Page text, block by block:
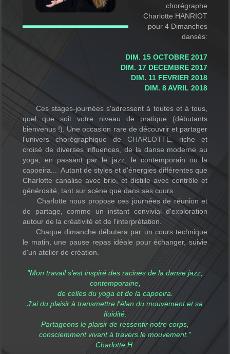
chorégraphe
Charlotte HANRIOT
pour 4 Dimanches
dansés:
DIM. 15 OCTOBRE 2017
DIM. 17 DECEMBRE 2017
DIM. 11 FEVRIER 2018
DIM. 8 AVRIL 2018
Ces stages-journées s'adressent à toutes et à tous,
quel que soit votre niveau de pratique (débutants
bienvenus !). Une occasion rare de découvrir et partager
l'univers chorégraphique de CHARLOTTE,
riche et
croisé de diverses influences, de la danse moderne au
yoga, en passant par le jazz, le contemporain ou la
capoeira... Autant de styles et d'énergies différentes que
Charlotte canalise avec brio, et distille avec contrôle et
générosité, tant sur scène que dans ses cours.
Charlotte nous propose ces journées de réunion et
de partage, comme un instant convivial d'exploration
autour de la créativité et de l'interprétation.
Chaque dimanche débutera par un cours technique
le matin, une pause repas idéale pour échanger, suivie
d'un atelier de création.
"Mon travail s'est inspiré des racines de la danse jazz,
contemporaine,
de celles du yoga et de la capoeira.
J'ai du plaisir à transmettre l'élan du mouvement et sa
fluidité.
Partageons le plaisir de ressentir notre corps,
consciemment vivant à travers le mouvement."
Charlotte H.